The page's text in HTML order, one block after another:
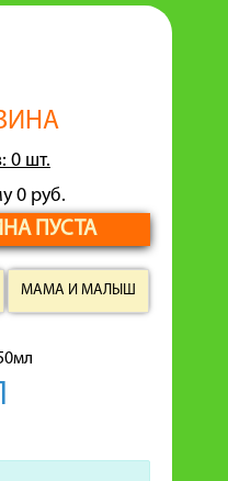
0 шт.
0 руб.
ПУСТА
МАМА И МАЛЫШ